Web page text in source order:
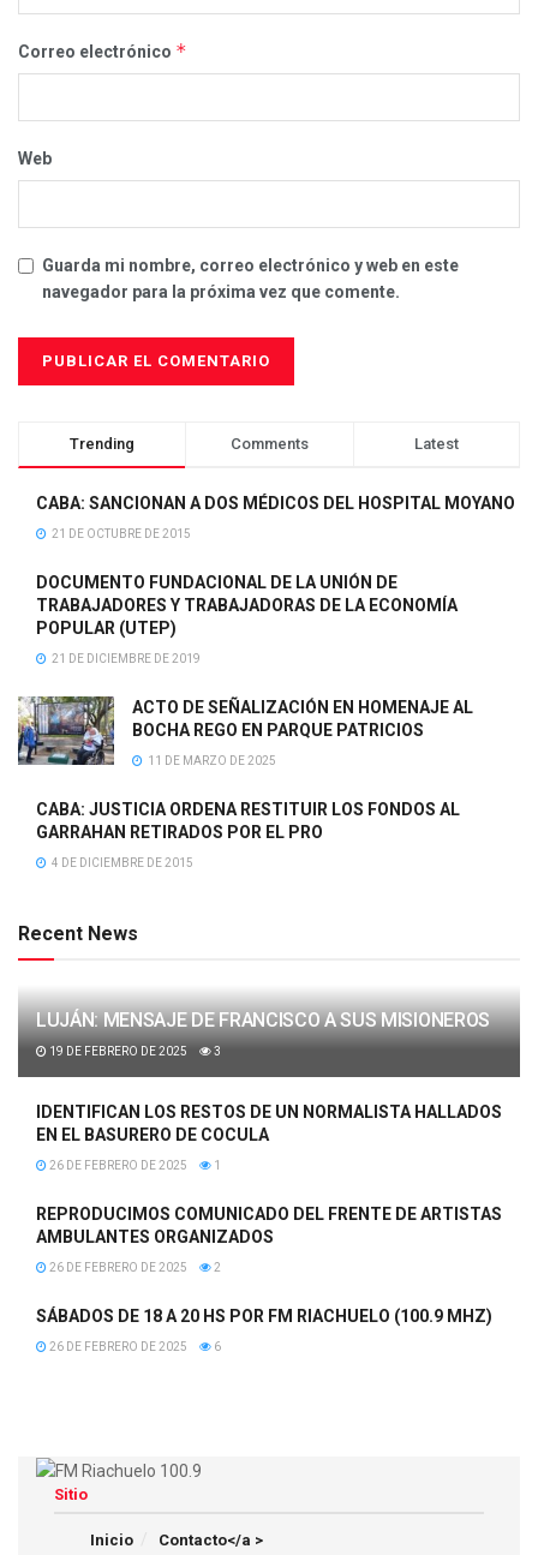
Correo electrónico *
Web
Guarda mi nombre, correo electrónico y web en este
navegador para la próxima vez que comente.
Trending Comments Latest
CABA: SANCIONAN A DOS MÉDICOS DEL HOSPITAL MOYANO
21 DE OCTUBRE DE 2015
DOCUMENTO FUNDACIONAL DE LA UNIÓN DE
TRABAJADORES Y TRABAJADORAS DE LA ECONOMÍA
POPULAR (UTEP)
21 DE DICIEMBRE DE 2019
ACTO DE SEÑALIZACIÓN EN HOMENAJE AL
BOCHA REGO EN PARQUE PATRICIOS
11 DE MARZO DE 2025
CABA: JUSTICIA ORDENA RESTITUIR LOS FONDOS AL
GARRAHAN RETIRADOS POR EL PRO
4 DE DICIEMBRE DE 2015
Recent News
LUJÁN: MENSAJE DE FRANCISCO A SUS MISIONEROS
19 DE FEBRERO DE 2025 3
IDENTIFICAN LOS RESTOS DE UN NORMALISTA HALLADOS
EN EL BASURERO DE COCULA
26 DE FEBRERO DE 2025 1
REPRODUCIMOS COMUNICADO DEL FRENTE DE ARTISTAS
AMBULANTES ORGANIZADOS
26 DE FEBRERO DE 2025 2
SÁBADOS DE 18 A 20 HS POR FM RIACHUELO (100.9 MHZ)
26 DE FEBRERO DE 2025 6
Sitio
Inicio Contacto</a >